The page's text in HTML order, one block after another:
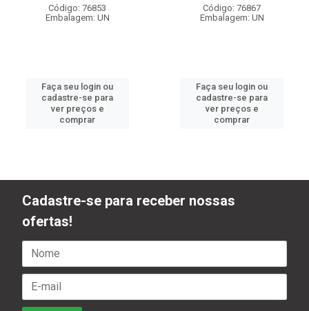
Código: 76853
Embalagem: UN
Faça seu login ou
cadastre-se para
ver preços e
comprar
Código: 76867
Embalagem: UN
Faça seu login ou
cadastre-se para
ver preços e
comprar
Cadastre-se para receber nossas
ofertas!